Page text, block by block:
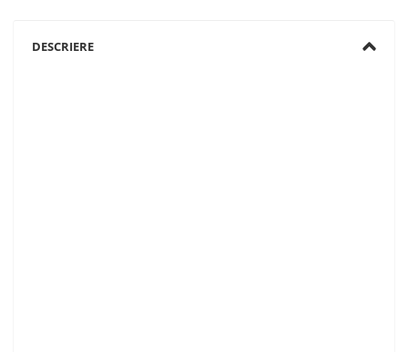
DESCRIERE